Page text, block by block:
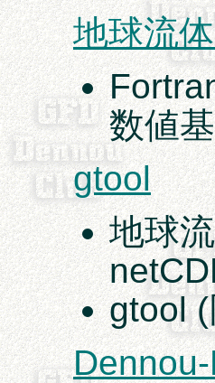
地球流
数値
gtool
地球
gtool